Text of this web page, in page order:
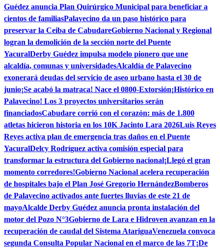
Guédez anuncia Plan Quirúrgico Municipal para beneficiar a
cientos de familiasPalavecino da un paso histórico para
preservar la Ceiba de CabudareGobierno Nacional y Regional
logran la demolición de la sección norte del Puente
YacuralDerby Guédez impulsa modelo pionero que une
alcaldía, comunas y universidadesAlcaldía de Palavecino
exonerará deudas del servicio de aseo urbano hasta el 30 de
junio¡Se acabó la matraca! Nace el 0800-Extorsión¡Histórico en
Palavecino! Los 3 proyectos universitarios serán
financiadosCabudare corrió con el corazón: más de 1.800
atletas hicieron historia en los 10K Jacinto Lara 2026Luis Reyes
Reyes activa plan de emergencia tras daños en el Puente
YacuralDelcy Rodríguez activa comisión especial para
transformar la estructura del Gobierno nacional¡Llegó el gran
momento corredores!Gobierno Nacional acelera recuperación
de hospitales bajo el Plan José Gregorio HernándezBomberos
de Palavecino activados ante fuertes lluvias de este 21 de
mayoAlcalde Derby Guédez anuncia pronta instalación del
motor del Pozo N°3Gobierno de Lara e Hidroven avanzan en la
recuperación de caudal del Sistema AtariguaVenezuela convoca
segunda Consulta Popular Nacional en el marco de las 7T¡De